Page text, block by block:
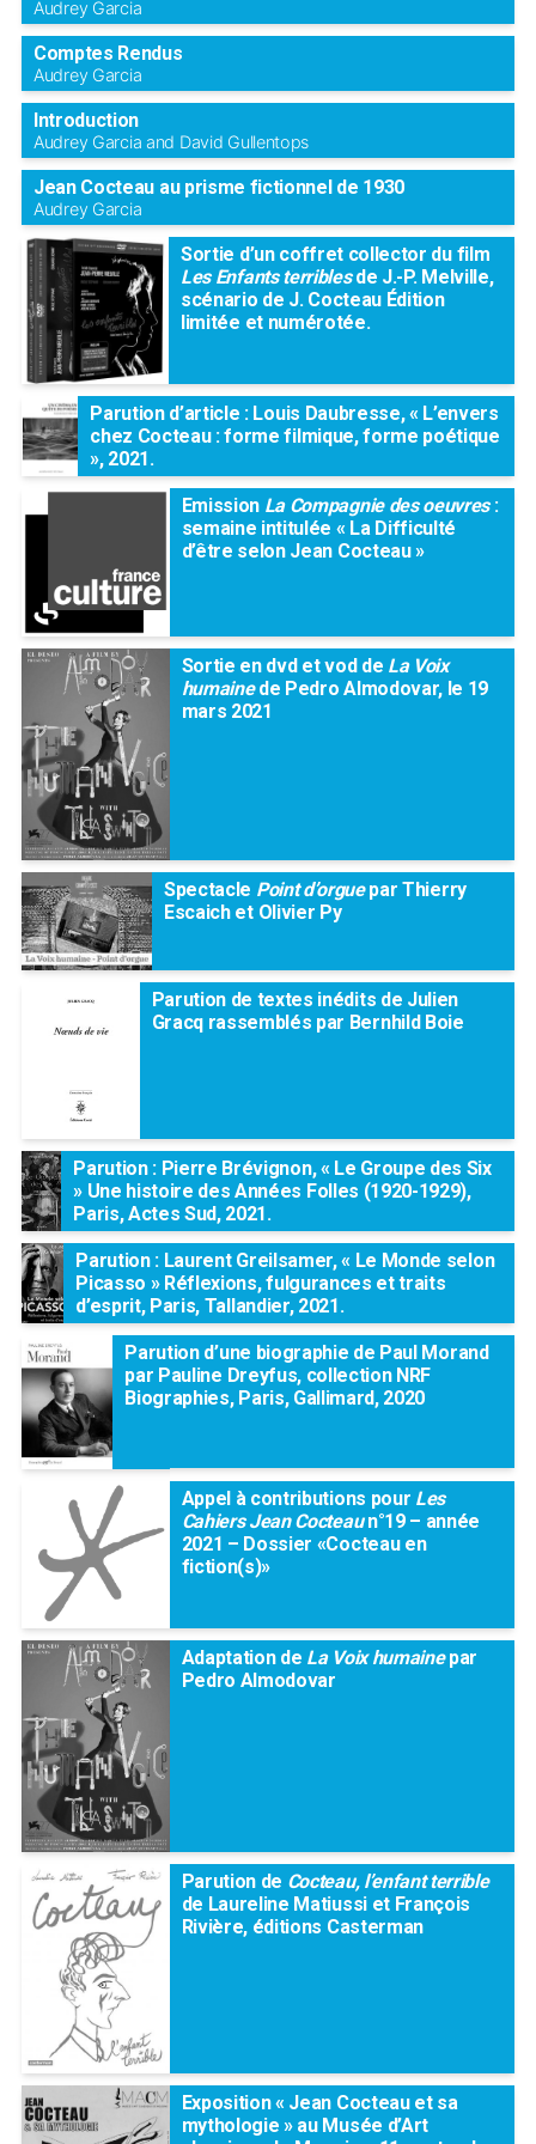
Audrey Garcia
Comptes Rendus
Audrey Garcia
Introduction
Audrey Garcia and David Gullentops
Jean Cocteau au prisme fictionnel de 1930
Audrey Garcia
Sortie d’un coffret collector du film
Les Enfants terriblesde J.-P. Melville,
scénario de J. Cocteau Édition
limitée et numérotée.
Parution d’article : Louis Daubresse, « L’envers
chez Cocteau : forme filmique, forme poétique
», 2021.
Emission La Compagnie des oeuvres:
semaine intitulée « La Difficulté
d’être selon Jean Cocteau »
Sortie en dvd et vod de La Voix
humainede Pedro Almodovar, le 19
mars 2021
Spectacle Point d’orguepar Thierry
Escaich et Olivier Py
Parution de textes inédits de Julien
Gracq rassemblés par Bernhild Boie
Parution : Pierre Brévignon, « Le Groupe des Six
» Une histoire des Années Folles (1920-1929),
Paris, Actes Sud, 2021.
Parution : Laurent Greilsamer, « Le Monde selon
Picasso » Réflexions, fulgurances et traits
d’esprit, Paris, Tallandier, 2021.
Parution d’une biographie de Paul Morand
par Pauline Dreyfus, collection NRF
Biographies, Paris, Gallimard, 2020
Appel à contributions pour Les
Cahiers Jean Cocteaun°19 – année
2021 – Dossier «Cocteau en
fiction(s)»
Adaptation de La Voix humainepar
Pedro Almodovar
Parution de Cocteau, l’enfant terrible
de Laureline Matiussi et François
Rivière, éditions Casterman
Exposition « Jean Cocteau et sa
mythologie » au Musée d’Art